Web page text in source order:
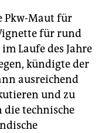
Pkw-Maut für
für rund
Laufe des Jahre
kündigte der
ausreichend
und zu
die technische